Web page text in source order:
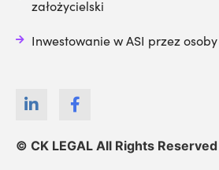
© CK LEGAL All Rights Reserved
założycielski
Inwestowanie w ASI przez